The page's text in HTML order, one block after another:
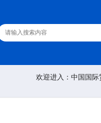
欢迎进入：中国国